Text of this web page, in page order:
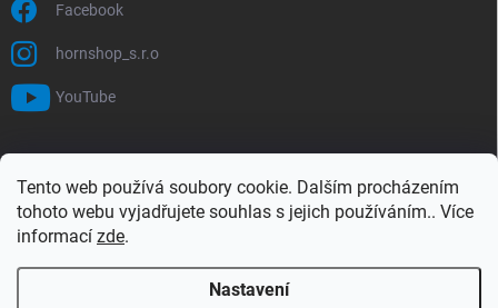
Tento web používá soubory cookie. Dalším procházením
tohoto webu vyjadřujete souhlas s jejich používáním.. Více
informací zde.
Nastavení
Facebook
hornshop_s.r.o
YouTube
Hledat